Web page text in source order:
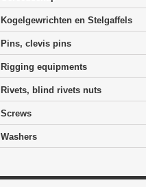
Kogelgewrichten en Stelgaffels
Pins, clevis pins
Rigging equipments
Rivets, blind rivets nuts
Screws
Washers